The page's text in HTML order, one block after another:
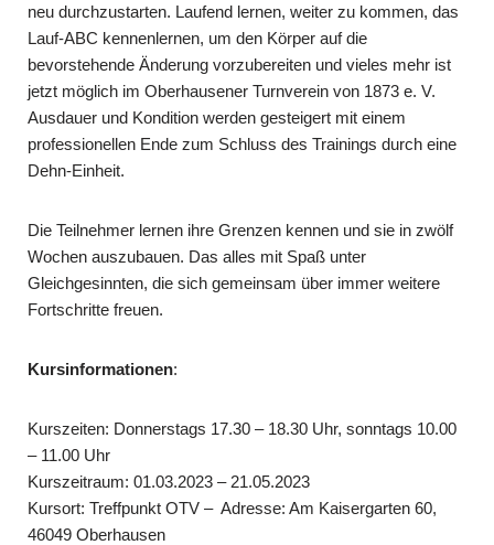
neu durch­zustarten. Laufend lernen, weiter zu kommen, das
Lauf-ABC kennenlernen, um den Körper auf die
bevorstehende Änderung vorzubereiten und vieles mehr ist
jetzt möglich im Oberhausener Turnverein von 1873 e. V.
Ausdauer und Kondition werden gesteigert mit einem
professionellen Ende zum Schluss des Trainings durch eine
Dehn-Einheit.
Die Teilnehmer lernen ihre Grenzen kennen und sie in zwölf
Wochen auszubauen. Das alles mit Spaß unter
Gleichgesinnten, die sich gemeinsam über immer wei­tere
Fortschritte freuen.
Kursinformationen:
Kurszeiten: Donnerstags 17.30 – 18.30 Uhr, sonntags 10.00
– 11.00 Uhr
Kurszeitraum: 01.03.2023 – 21.05.2023
Kursort: Treffpunkt OTV – Adresse: Am Kaisergarten 60,
46049 Oberhausen